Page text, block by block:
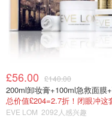
赛博朋克2077 （
平台：PS4✅PS5✅
发布：2022 年 2 月 16 日
支持英语✅
£56.00 £140.00
总价值£204=2.7折！闭眼冲这
EVE LOM 2092人感兴趣